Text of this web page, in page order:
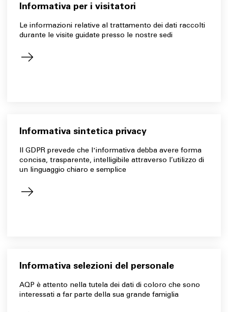
Informativa per i visitatori
Le informazioni relative al trattamento dei dati raccolti
durante le visite guidate presso le nostre sedi
Informativa sintetica privacy
Il GDPR prevede che l'informativa debba avere forma
concisa, trasparente, intelligibile attraverso l’utilizzo di
un linguaggio chiaro e semplice
Informativa selezioni del personale
AQP è attento nella tutela dei dati di coloro che sono
interessati a far parte della sua grande famiglia